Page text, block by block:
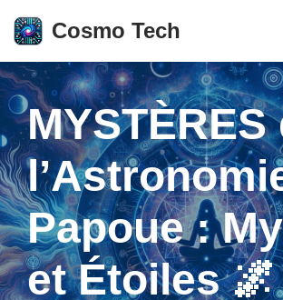
Aller
au
contenu
Cosmo Tech
MYSTÈRES
Papoue :
et Étoiles 🌌